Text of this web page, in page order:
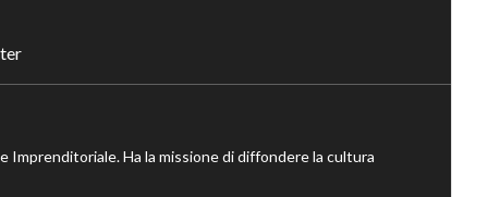
Ha la missione di diffondere la cultura